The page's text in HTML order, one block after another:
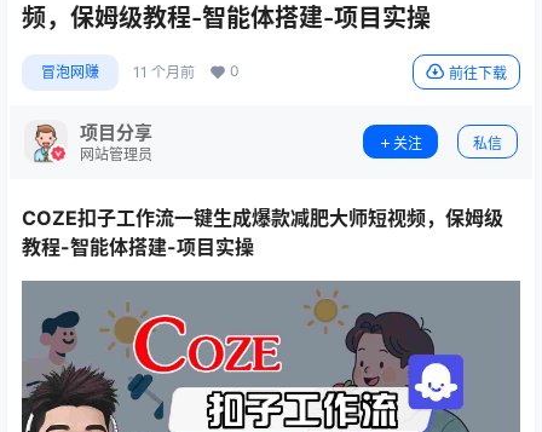
频，保姆级教程-智能体搭建-项目实操
冒泡网赚 11 个月前 0 前往下载
项目分享
网站管理员
关注 私信
COZE扣子工作流一键生成爆款减肥大师短视频，保姆级
教程-智能体搭建-项目实操